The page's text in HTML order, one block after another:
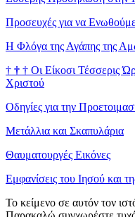
Προσευχές για να
Η Φλόγα της Αγάπης της
† † † Οι Είκοσι Τέσσερις
Χριστού
Οδηγίες για την
Μετάλλια και Σκαπυλάρια
Θαυματουργές Εικόνες
Εμφανίσεις του Ιησού και
Το κείμενο σε αυτόν τον